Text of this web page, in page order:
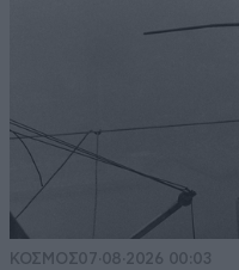
ΚΟΣΜΟΣ07·08·2026 00:03